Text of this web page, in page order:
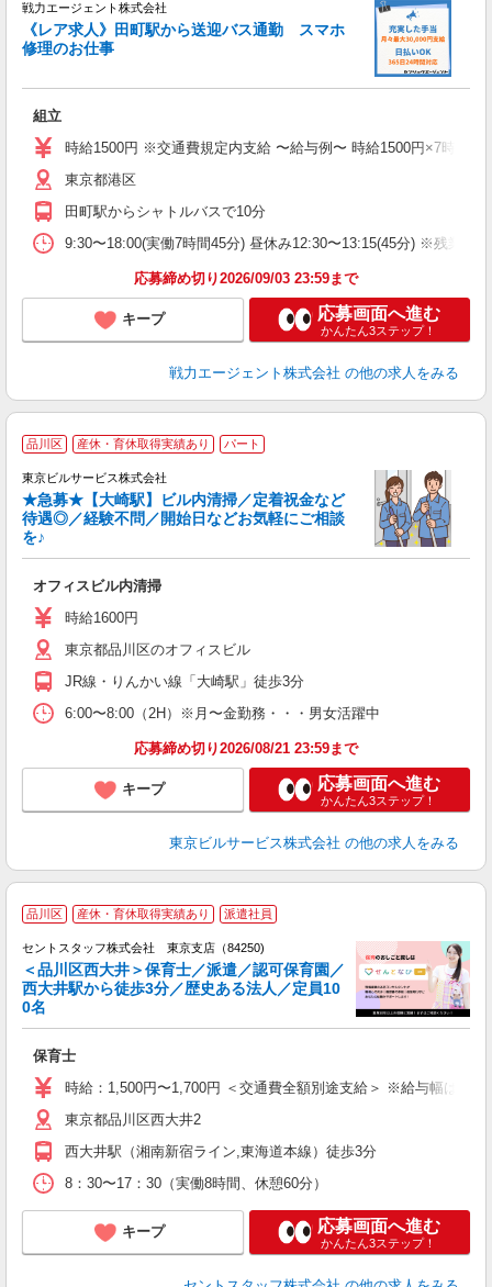
戦力エージェント株式会社
《レア求人》田町駅から送迎バス通勤 スマホ
修理のお仕事
組立
時給1500円 ※交通費規定内支給 〜給与例〜 時給1500円×7時間45
東京都港区
田町駅からシャトルバスで10分
9:30〜18:00(実働7時間45分) 昼休み12:30〜13:15(45分) ※残業は
応募締め切り2026/09/03 23:59まで
キープ 応募画面へ進む
かんたん3ステップ！
戦力エージェント株式会社 の他の求人をみる
品川区 産休・育休取得実績あり パート
東京ビルサービス株式会社
★急募★【大崎駅】ビル内清掃／定着祝金など
待遇◎／経験不問／開始日などお気軽にご相談
を♪
オフィスビル内清掃
時給1600円
東京都品川区のオフィスビル
JR線・りんかい線「大崎駅」徒歩3分
6:00〜8:00（2H）※月〜金勤務・・・男女活躍中
応募締め切り2026/08/21 23:59まで
キープ 応募画面へ進む
かんたん3ステップ！
東京ビルサービス株式会社 の他の求人をみる
品川区 産休・育休取得実績あり 派遣社員
セントスタッフ株式会社 東京支店（84250)
＜品川区西大井＞保育士／派遣／認可保育園／
西大井駅から徒歩3分／歴史ある法人／定員10
0名
保育士
時給：1,500円〜1,700円 ＜交通費全額別途支給＞ ※給与幅は経験
東京都品川区西大井2
西大井駅（湘南新宿ライン,東海道本線）徒歩3分
8：30〜17：30（実働8時間、休憩60分）
キープ 応募画面へ進む
かんたん3ステップ！